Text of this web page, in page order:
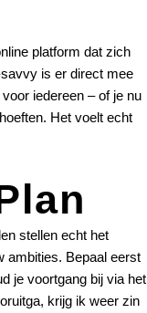
platform dat zich
is er direct mee
iedereen – of je nu
Het voelt echt
stellen echt het
ambities. Bepaal eerst
je voortgang bij via het
krijg ik weer zin